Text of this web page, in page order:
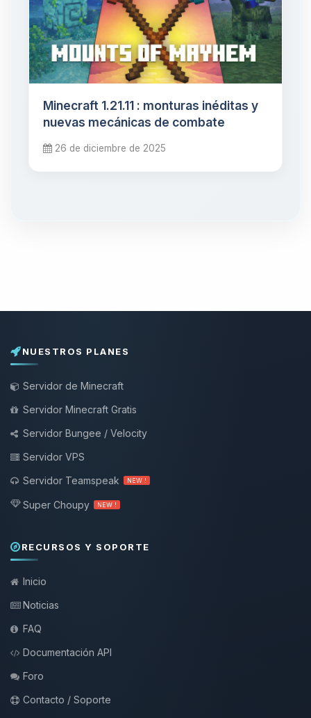
Minecraft 1.21.11 : monturas inéditas y
nuevas mecánicas de combate
26 de diciembre de 2025
NUESTROS PLANES
Servidor de Minecraft
Servidor Minecraft Gratis
Servidor Bungee / Velocity
Servidor VPS
Servidor Teamspeak
NEW !
Super Choupy NEW !
RECURSOS Y SOPORTE
Inicio
Noticias
FAQ
Documentación API
Foro
Contacto / Soporte